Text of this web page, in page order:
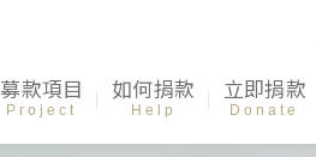
募款項目
Project
如何捐款
Help
立即捐款
Donate